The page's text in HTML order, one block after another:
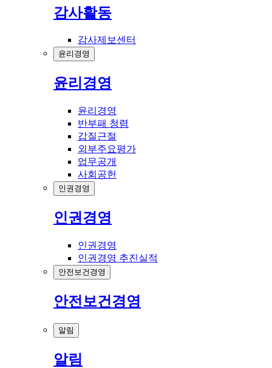
감사활동
감사제보센터
윤리경영
윤리경영
윤리경영
반부패 청렴
갑질근절
외부주요평가
업무공개
사회공헌
인권경영
인권경영
인권경영
인권경영 추진실적
안전보건경영
안전보건경영
알림
알림